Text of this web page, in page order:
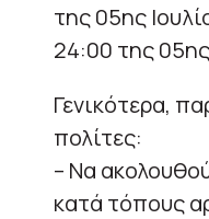
της 05ης
24:00 της
Γενικότερα,
πολίτες:
– Να
κατά τόπους